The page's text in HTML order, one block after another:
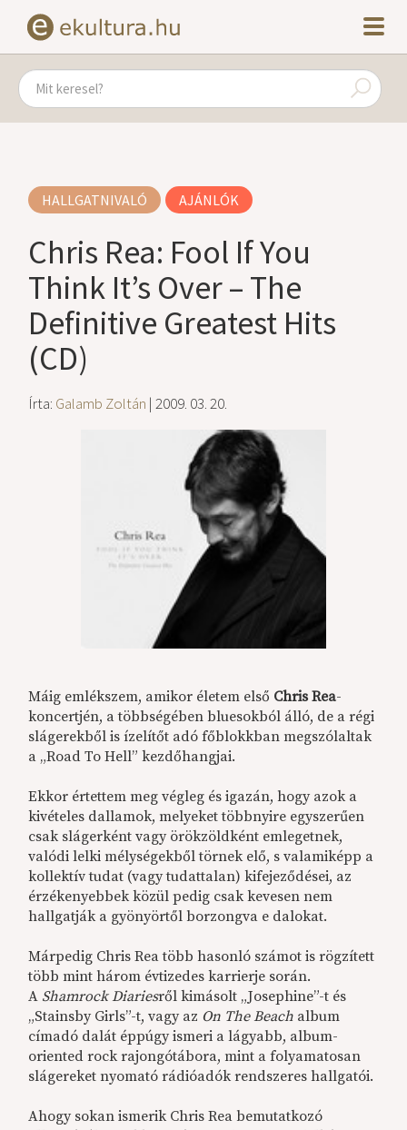
HALLGATNIVALÓ AJÁNLÓK
Chris Rea: Fool If You
Think It’s Over – The
Definitive Greatest Hits
(CD)
Írta: Galamb Zoltán | 2009. 03. 20.
Máig emlékszem, amikor életem első Chris Rea-
koncertjén, a többségében bluesokból álló, de a régi
slágerekből is ízelítőt adó főblokkban megszólaltak
a „Road To Hell” kezdőhangjai.
Ekkor értettem meg végleg és igazán, hogy azok a
kivételes dallamok, melyeket többnyire egyszerűen
csak slágerként vagy örökzöldként emlegetnek,
valódi lelki mélységekből törnek elő, s valamiképp a
kollektív tudat (vagy tudattalan) kifejeződései, az
érzékenyebbek közül pedig csak kevesen nem
hallgatják a gyönyörtől borzongva e dalokat.
Márpedig Chris Rea több hasonló számot is rögzített
több mint három évtizedes karrierje során.
A Shamrock Diariesről kimásolt „Josephine”-t és
„Stainsby Girls”-t, vagy az On The Beach album
címadó dalát éppúgy ismeri a lágyabb, album-
oriented rock rajongótábora, mint a folyamatosan
slágereket nyomató rádióadók rendszeres hallgatói.
Ahogy sokan ismerik Chris Rea bemutatkozó